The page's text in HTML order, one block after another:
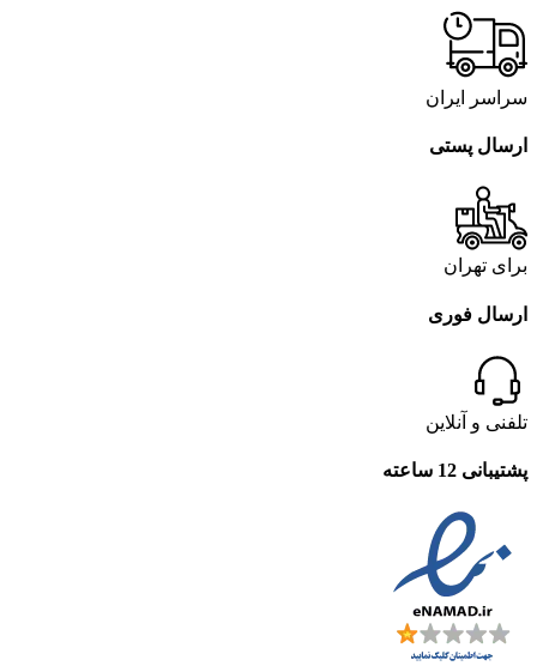
سراسر ایران
ارسال پستی
برای تهران
ارسال فوری
تلفنی و آنلاین
پشتیبانی 12 ساعته